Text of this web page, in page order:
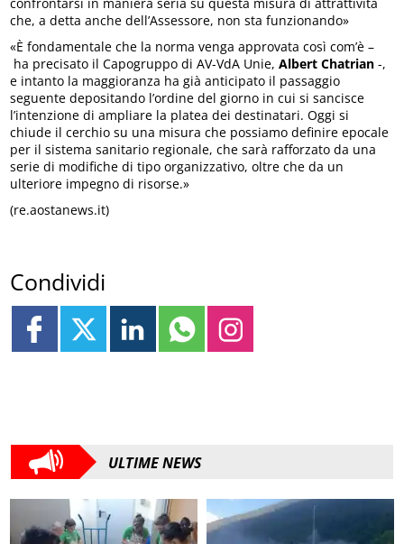
che, a detta anche dell’Assessore, non sta funzionando»
«È fondamentale che la norma venga approvata così com’è –
ha precisato il Capogruppo di AV-VdA Unie,Albert Chatrian -,
e intanto la maggioranza ha già anticipato il passaggio
seguente depositando l’ordine del giorno in cui si sancisce
l’intenzione di ampliare la platea dei destinatari. Oggi si
chiude il cerchio su una misura che possiamo definire epocale
per il sistema sanitario regionale, che sarà rafforzato da una
serie di modifiche di tipo organizzativo, oltre che da un
ulteriore impegno di risorse.»
(re.aostanews.it)
Condividi
ULTIME NEWS